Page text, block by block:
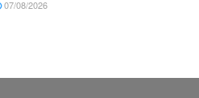
07/08/2026